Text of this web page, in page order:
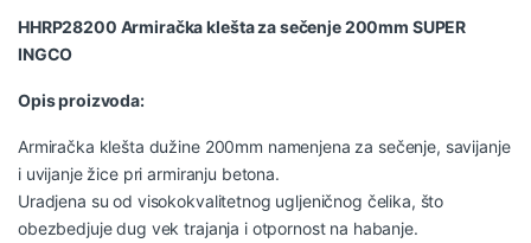
HHRP28200 Armiračka klešta za sečenje 200mm SUPER
INGCO
Opis proizvoda:
Armiračka klešta dužine 200mm namenjena za sečenje, savijanje
i uvijanje žice pri armiranju betona.
Uradjena su od visokokvalitetnog ugljeničnog čelika, što
obezbedjuje dug vek trajanja i otpornost na habanje.